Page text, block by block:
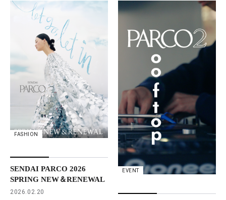
FASHION
SENDAI PARCO 2026
SPRING NEW＆RENEWAL
2026.02.20
EVENT